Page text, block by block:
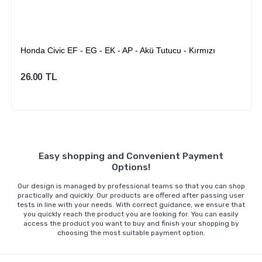
Honda Civic EF - EG - EK - AP - Akü Tutucu - Kırmızı
26.00 TL
Easy shopping and Convenient Payment
Options!
Our design is managed by professional teams so that you can shop
practically and quickly. Our products are offered after passing user
tests in line with your needs. With correct guidance, we ensure that
you quickly reach the product you are looking for. You can easily
access the product you want to buy and finish your shopping by
choosing the most suitable payment option.